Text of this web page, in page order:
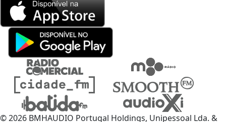
© 2026 BMHAUDIO Portugal Holdings, Unipessoal Lda. &